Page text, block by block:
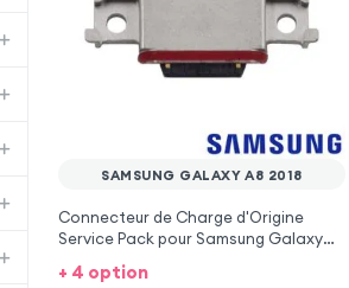
SAMSUNG GALAXY A8 2018
Connecteur de Charge d'Origine
Service Pack pour Samsung Galaxy
+ 4 option